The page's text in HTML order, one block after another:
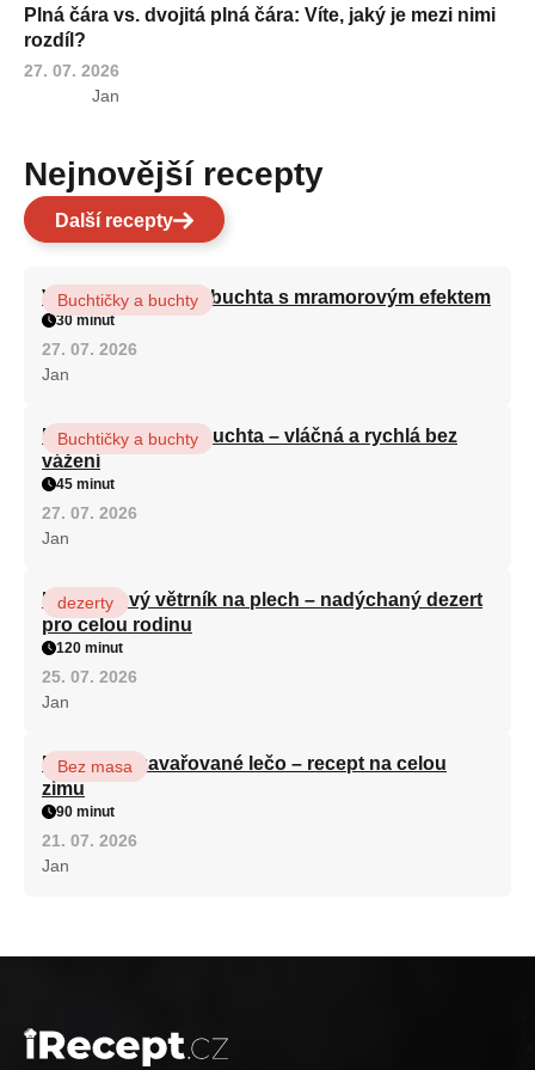
Plná čára vs. dvojitá plná čára: Víte, jaký je mezi nimi
rozdíl?
27. 07. 2026
Jan
Nejnovější recepty
Další recepty
Vláčná olejová litá buchta s mramorovým efektem
Buchtičky a buchty
30 minut
27. 07. 2026
Jan
Hrnková maková buchta – vláčná a rychlá bez
vážení
Buchtičky a buchty
45 minut
27. 07. 2026
Jan
Karamelový větrník na plech – nadýchaný dezert
pro celou rodinu
dezerty
120 minut
25. 07. 2026
Jan
Babiččino zavařované lečo – recept na celou
zimu
Bez masa
90 minut
21. 07. 2026
Jan